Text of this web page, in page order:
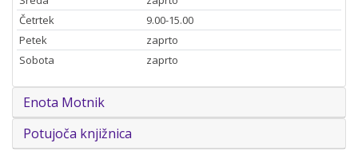
Četrtek
9.00-15.00
Petek
zaprto
Sobota
zaprto
Enota Motnik
Potujoča knjižnica